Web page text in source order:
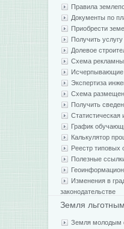
Правила
Документы по
Приобрести
Получить
Долевое
Схема
Исчерпывающие
Экспертиза
Схема
Получить
График
Калькулятор
Реестр типовых
Полезные
Изменения в
законодательстве
Земля
Земля молодым